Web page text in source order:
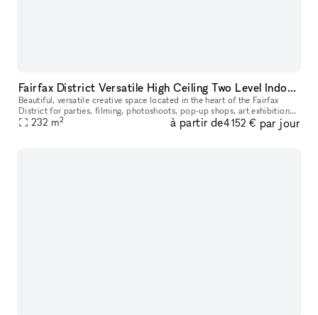
Fairfax District Versatile High Ceiling Two Level Indoor/ Outdoor Party Film Photo Space
Beautiful, versatile creative space located in the heart of the Fairfax
District for parties, filming, photoshoots, pop-up shops, art exhibitions,
and a variety of events. The details below are for
232 m2 à partir de4 152 € par jour